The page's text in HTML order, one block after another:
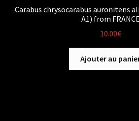
Carabus chrysocarabus auronitens
A1) from FRANCE
10.00€
Ajouter au